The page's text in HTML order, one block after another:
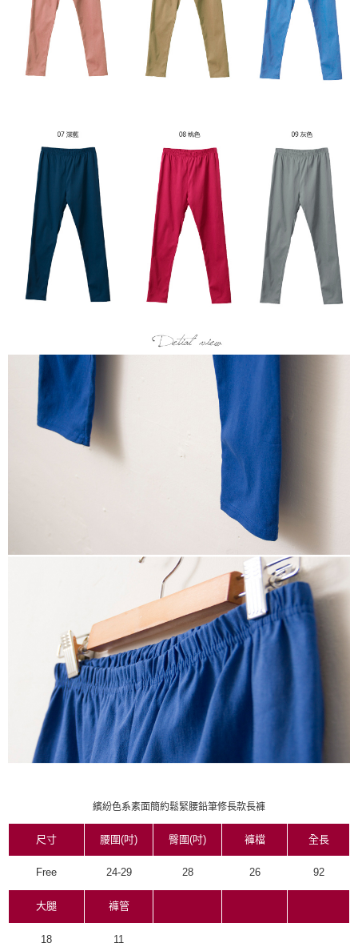
繽紛色系素面簡約鬆緊腰鉛筆修長款長褲
尺寸 腰圍(吋) 臀圍(吋) 褲檔 全長
Free 24-29 28 26 92
大腿 褲管
18 11